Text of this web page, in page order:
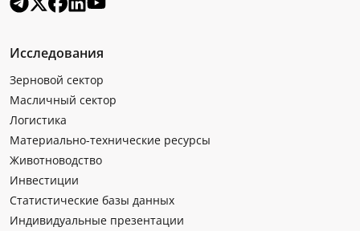
Исследования
Зерновой сектор
Масличный сектор
Логистика
Материально-технические ресурсы
Животноводство
Инвестиции
Статистические базы данных
Индивидуальные презентации